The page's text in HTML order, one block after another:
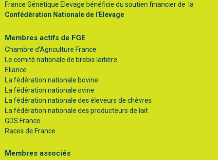
France Génétique Elevage bénéficie du soutien financier de la
Confédération Nationale de l’Elevage
Membres actifs de FGE
Chambre d’Agriculture France
Le comité nationale de brebis laitière
Eliance
La fédération nationale bovine
La fédération nationale ovine
La fédération nationale des éleveurs de chèvres
La fédération nationale des producteurs de lait
GDS France
Races de France
Membres associés